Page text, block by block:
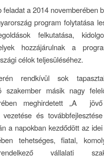
feladat a 2014 novemberében
program folytatása
felkutatása,
hozzájárulnak a
célok teljesüléséhez.
rendkívül sok
szakember másik nagy
meghirdetett „A jövő
vezetése és
a napokban kezdődött az
tehetséges, fiatal,
vállalati